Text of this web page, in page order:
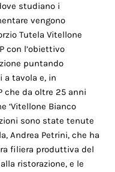
studiano i
vengono
Tutela Vitellone
con l’obiettivo
puntando
a tavola e, in
che da oltre 25 anni
‘Vitellone Bianco
sono state tenute
Andrea Petrini, che ha
filiera produttiva del
ristorazione, e le